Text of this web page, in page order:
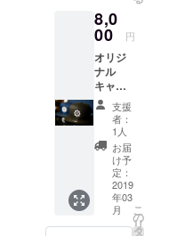
もっと見
て、知って
欲しい！無
理してでも
来て遊んで
思い出に残
出来る体と
します
大き
さ 縦4
セン
チ 横9
センチ
お好き
なグッ
ズへ
貼って
お使い
くださ
8,0
00 円
オリジ
ナル
キャッ
プ＋完
全版動
画エン
ドロー
ルへの
お名前
を入れ
ます
new era
ブラン
支援
者：
1人
お届
け予
定：
2019
年03
月
こ
の
リ
タ